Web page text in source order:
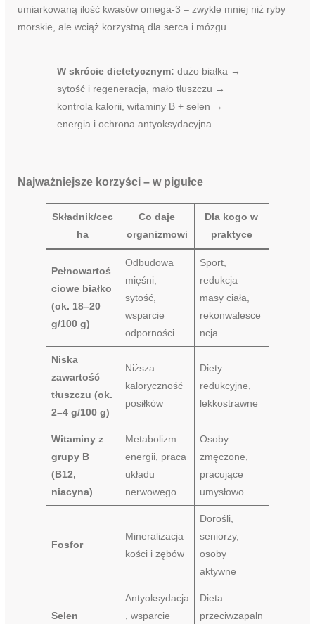
umiarkowaną ilość kwasów omega-3 – zwykle mniej niż ryby
morskie, ale wciąż korzystną dla serca i mózgu.
W skrócie dietetycznym: dużo białka →
sytość i regeneracja, mało tłuszczu →
kontrola kalorii, witaminy B + selen →
energia i ochrona antyoksydacyjna.
Najważniejsze korzyści – w pigułce
Składnik/cec
ha
Co daje
organizmowi
Dla kogo w
praktyce
Pełnowartoś
ciowe białko
(ok. 18–20
g/100 g)
Odbudowa
mięśni,
sytość,
wsparcie
odporności
Sport,
redukcja
masy ciała,
rekonwalesce
ncja
Niska
zawartość
tłuszczu (ok.
2–4 g/100 g)
Niższa
kaloryczność
posiłków
Diety
redukcyjne,
lekkostrawne
Witaminy z
grupy B
(B12,
niacyna)
Metabolizm
energii, praca
układu
nerwowego
Osoby
zmęczone,
pracujące
umysłowo
Fosfor
Mineralizacja
kości i zębów
Dorośli,
seniorzy,
osoby
aktywne
Selen
Antyoksydacja
, wsparcie
Dieta
przeciwzapaln